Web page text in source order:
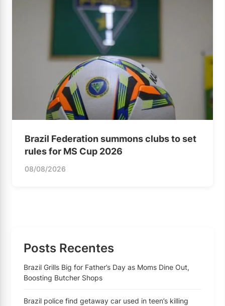
Brazil Federation summons clubs to set
rules for MS Cup 2026
08/08/2026
Posts Recentes
Brazil Grills Big for Father’s Day as Moms Dine Out,
Boosting Butcher Shops
Brazil police find getaway car used in teen’s killing